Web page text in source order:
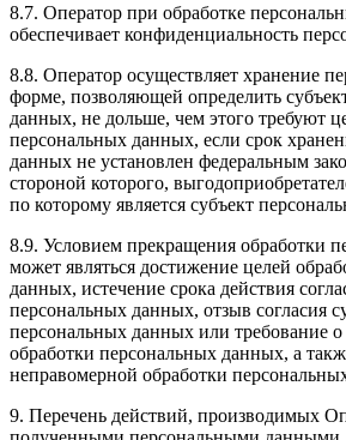
8.7. Оператор при обработке
обеспечивает конфиденциальность
8.8. Оператор осуществляет хранение
форме, позволяющей определить
данных, не дольше, чем этого требуют
персональных данных, если срок
данных не установлен федеральным
стороной которого,
по которому является субъект
8.9. Условием прекращения обработки
может являться достижение целей
данных, истечение срока действия
персональных данных, отзыв согласия
персональных данных или требование
обработки персональных данных, а
неправомерной обработки
9. Перечень действий, производимых